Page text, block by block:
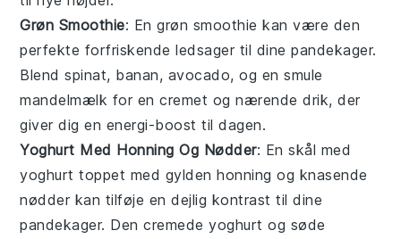
Grøn Smoothie: Engrøn smoothie kan være den
perfekte forfriskende ledsager til dine pandekager.
Blendspinat, banan, avocado, og en smule
mandelmælk for encremet og nærende drik, der
giver dig en energi-boost til dagen.
Yoghurt Med Honning Og Nødder: Enskål med
yoghurt toppet med gylden honning og knasende
nødder kan tilføje endejlig kontrast til dine
pandekager. Dencremede yoghurt og søde